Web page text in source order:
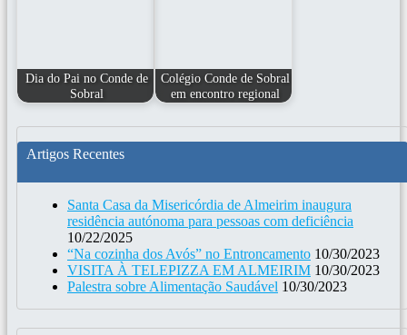
Dia do Pai no Conde de
Sobral
Colégio Conde de Sobral
em encontro regional
Artigos Recentes
Santa Casa da Misericórdia de Almeirim inaugura
residência autónoma para pessoas com deficiência
10/22/2025
“Na cozinha dos Avós” no Entroncamento 10/30/2023
VISITA À TELEPIZZA EM ALMEIRIM 10/30/2023
Palestra sobre Alimentação Saudável 10/30/2023